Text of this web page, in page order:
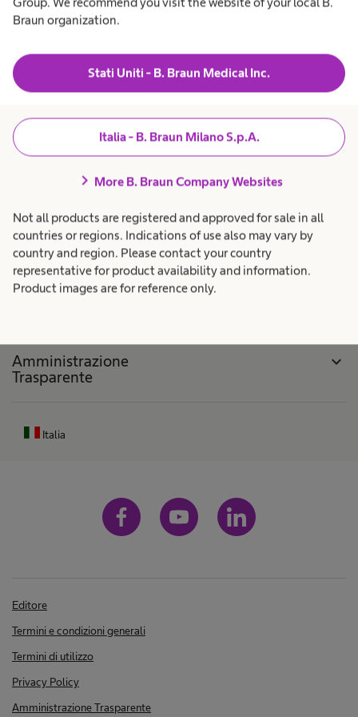
Braun organization.
Stati Uniti - B. Braun Medical Inc.
Italia - B. Braun Milano S.p.A.
chevron_right More B. Braun Company Websites
Not all products are registered and approved for sale in all
countries or regions. Indications of use also may vary by
country and region. Please contact your country
representative for product availability and information.
Product images are for reference only.
B. Braun Virtual Tours navigate_next
Prodotti e Soluzioni expand_more
Pazienti
Lavora con noi
Amministrazione
Trasparente
expand_more
Italia
Editore
Termini e condizioni generali
Termini di utilizzo
Privacy Policy
Amministrazione Trasparente